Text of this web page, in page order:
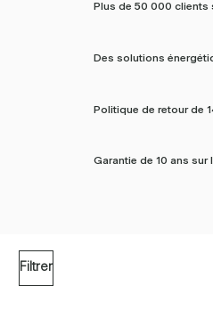
Plus de 50 000 clients
Des solutions
Politique de retour de
Garantie de 10 ans sur
Filtrer